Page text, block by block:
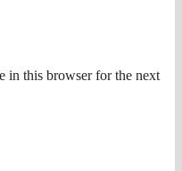
in this browser for the next